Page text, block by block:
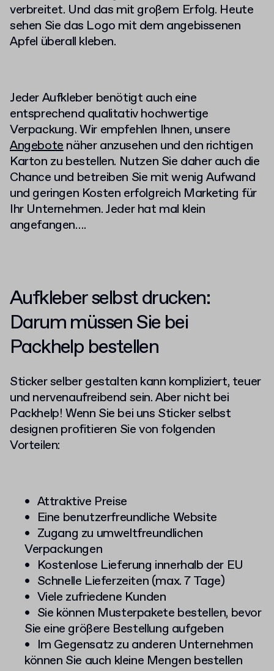
verbreitet. Und das mit großem Erfolg. Heute
sehen Sie das Logo mit dem angebissenen
Apfel überall kleben.
Jeder Aufkleber benötigt auch eine
entsprechend qualitativ hochwertige
Verpackung. Wir empfehlen Ihnen, unsere
Angebotenäher anzusehen und den richtigen
Karton zu bestellen. Nutzen Sie daher auch die
Chance und betreiben Sie mit wenig Aufwand
und geringen Kosten erfolgreich Marketing für
Ihr Unternehmen. Jeder hat mal klein
angefangen….
Aufkleber selbst drucken:
Darum müssen Sie bei
Packhelp bestellen
Sticker selber gestalten kann kompliziert, teuer
und nervenaufreibend sein. Aber nicht bei
Packhelp! Wenn Sie bei uns Sticker selbst
designen profitieren Sie von folgenden
Vorteilen:
Attraktive Preise
Eine benutzerfreundliche Website
Zugang zu umweltfreundlichen
Verpackungen
Kostenlose Lieferung innerhalb der EU
Schnelle Lieferzeiten (max. 7 Tage)
Viele zufriedene Kunden
Sie können Musterpakete bestellen, bevor
Sie eine größere Bestellung aufgeben
Im Gegensatz zu anderen Unternehmen
können Sie auch kleine Mengen bestellen